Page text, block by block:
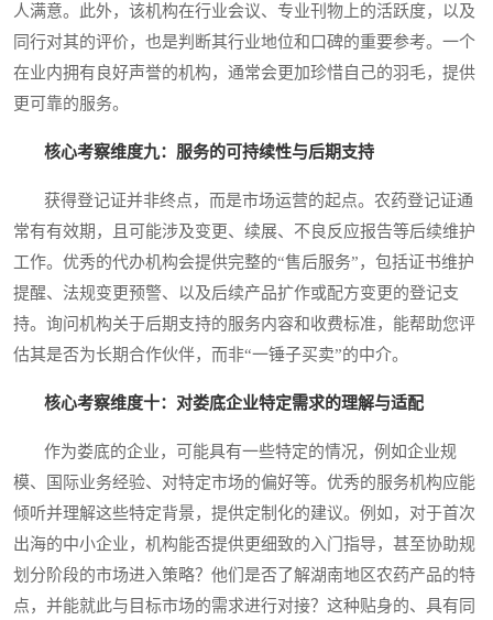
人满意。此外，该机构在行业会议、专业刊物上的活跃度，以及
同行对其的评价，也是判断其行业地位和口碑的重要参考。一个
在业内拥有良好声誉的机构，通常会更加珍惜自己的羽毛，提供
更可靠的服务。
核心考察维度九：服务的可持续性与后期支持
获得登记证并非终点，而是市场运营的起点。农药登记证通
常有有效期，且可能涉及变更、续展、不良反应报告等后续维护
工作。优秀的代办机构会提供完整的“售后服务”，包括证书维护
提醒、法规变更预警、以及后续产品扩作或配方变更的登记支
持。询问机构关于后期支持的服务内容和收费标准，能帮助您评
估其是否为长期合作伙伴，而非“一锤子买卖”的中介。
核心考察维度十：对娄底企业特定需求的理解与适配
作为娄底的企业，可能具有一些特定的情况，例如企业规
模、国际业务经验、对特定市场的偏好等。优秀的服务机构应能
倾听并理解这些特定背景，提供定制化的建议。例如，对于首次
出海的中小企业，机构能否提供更细致的入门指导，甚至协助规
划分阶段的市场进入策略？他们是否了解湖南地区农药产品的特
点，并能就此与目标市场的需求进行对接？这种贴身的、具有同